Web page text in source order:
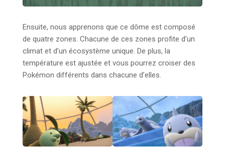
Ensuite, nous apprenons que ce dôme est composé
de quatre zones. Chacune de ces zones profite d’un
climat et d’un écosystème unique. De plus, la
température est ajustée et vous pourrez croiser des
Pokémon différents dans chacune d’elles.